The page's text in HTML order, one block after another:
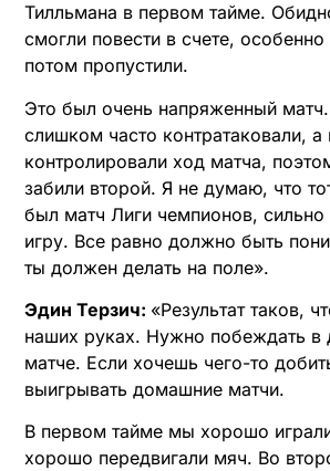
Тилльмана в первом тайме.
смогли повести в счете,
потом пропустили.
Это был очень напряженный
слишком часто контратаковали,
контролировали ход матча,
забили второй. Я не думаю, что
был матч Лиги чемпионов, сильно
игру. Все равно должно быть
ты должен делать на поле».
Эдин Терзич: «Результат таков,
наших руках. Нужно побеждать
матче. Если хочешь чего-то
выигрывать домашние матчи.
В первом тайме мы хорошо
хорошо передвигали мяч. Во